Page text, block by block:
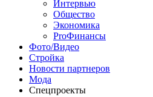
Интервью
Общество
Экономика
ProФинансы
Фото/Видео
Стройка
Новости партнеров
Мода
Спецпроекты